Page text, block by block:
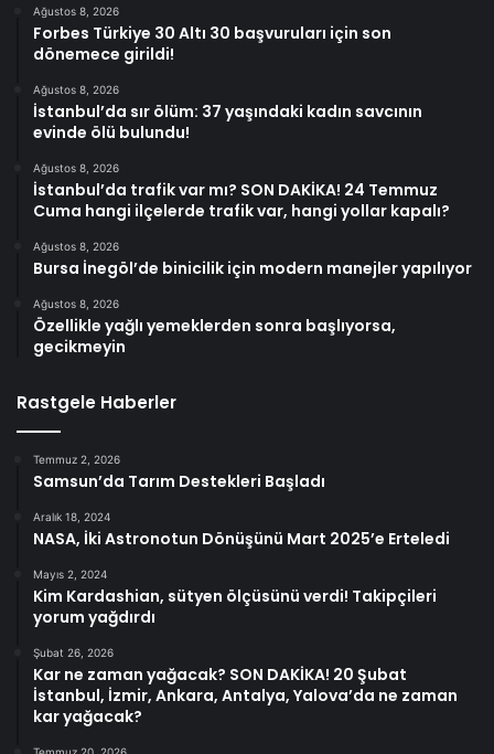
Ağustos 8, 2026
Forbes Türkiye 30 Altı 30 başvuruları için son
dönemece girildi!
Ağustos 8, 2026
İstanbul’da sır ölüm: 37 yaşındaki kadın savcının
evinde ölü bulundu!
Ağustos 8, 2026
İstanbul’da trafik var mı? SON DAKİKA! 24 Temmuz
Cuma hangi ilçelerde trafik var, hangi yollar kapalı?
Ağustos 8, 2026
Bursa İnegöl’de binicilik için modern manejler yapılıyor
Ağustos 8, 2026
Özellikle yağlı yemeklerden sonra başlıyorsa,
gecikmeyin
Rastgele Haberler
Temmuz 2, 2026
Samsun’da Tarım Destekleri Başladı
Aralık 18, 2024
NASA, İki Astronotun Dönüşünü Mart 2025’e Erteledi
Mayıs 2, 2024
Kim Kardashian, sütyen ölçüsünü verdi! Takipçileri
yorum yağdırdı
Şubat 26, 2026
Kar ne zaman yağacak? SON DAKİKA! 20 Şubat
İstanbul, İzmir, Ankara, Antalya, Yalova’da ne zaman
kar yağacak?
Temmuz 20, 2026